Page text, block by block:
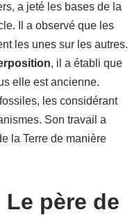
a jeté les bases de la
Il a observé que les
les unes sur les autres.
, il a établi que
elle est ancienne.
les considérant
Son travail a
la Terre de manière
père de